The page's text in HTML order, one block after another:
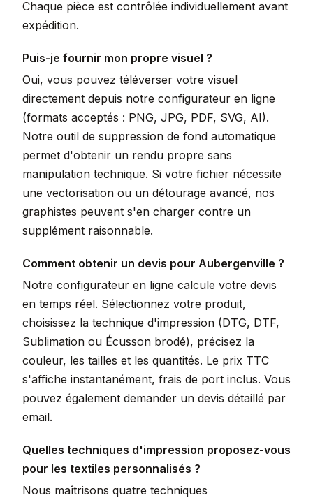
Chaque pièce est contrôlée individuellement avant
expédition.
Puis-je fournir mon propre visuel ?
Oui, vous pouvez téléverser votre visuel
directement depuis notre configurateur en ligne
(formats acceptés : PNG, JPG, PDF, SVG, AI).
Notre outil de suppression de fond automatique
permet d'obtenir un rendu propre sans
manipulation technique. Si votre fichier nécessite
une vectorisation ou un détourage avancé, nos
graphistes peuvent s'en charger contre un
supplément raisonnable.
Comment obtenir un devis pour Aubergenville ?
Notre configurateur en ligne calcule votre devis
en temps réel. Sélectionnez votre produit,
choisissez la technique d'impression (DTG, DTF,
Sublimation ou Écusson brodé), précisez la
couleur, les tailles et les quantités. Le prix TTC
s'affiche instantanément, frais de port inclus. Vous
pouvez également demander un devis détaillé par
email.
Quelles techniques d'impression proposez-vous
pour les textiles personnalisés ?
Nous maîtrisons quatre techniques